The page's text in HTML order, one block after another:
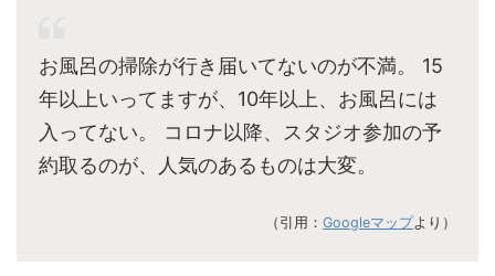
お風呂の掃除が行き届いてないのが不満。 15
年以上いってますが、10年以上、お風呂には
入ってない。 コロナ以降、スタジオ参加の予
約取るのが、人気のあるものは大変。
（引用： Googleマップより）